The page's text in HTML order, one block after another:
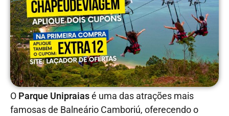
O Parque Unipraiasé uma das atrações mais
famosas de Balneário Camboriú, oferecendo o